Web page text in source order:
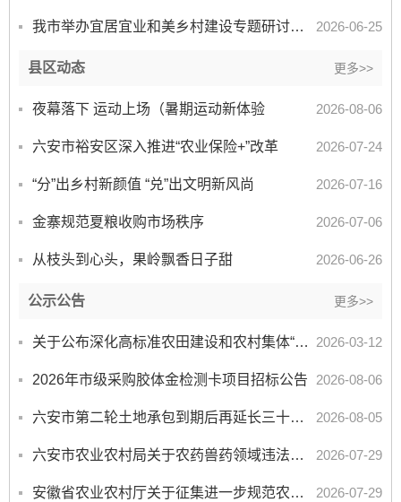
我市举办宜居宜业和美乡村建设专题研讨班 赋能乡村振兴提质增效 2026-06-25
县区动态 更多>>
夜幕落下 运动上场（暑期运动新体验 2026-08-06
六安市裕安区深入推进“农业保险+”改革 2026-07-24
“分”出乡村新颜值 “兑”出文明新风尚 2026-07-16
金寨规范夏粮收购市场秩序 2026-07-06
从枝头到心头，果岭飘香日子甜 2026-06-26
公示公告 更多>>
关于公布深化高标准农田建设和农村集体“三资”管理突出问题整治政策咨询 及投诉举报电话的公告 2026-03-12
2026年市级采购胶体金检测卡项目招标公告 2026-08-06
六安市第二轮土地承包到期后再延长三十年试点市级验收服务项目竞争性磋商公告 2026-08-05
六安市农业农村局关于农药兽药领域违法违规线索投诉举报渠道的公告 2026-07-29
安徽省农业农村厅关于征集进一步规范农药兽药生产经营使用综合整治行动问题线索的通告 2026-07-29